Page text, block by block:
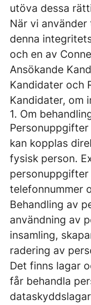
utöva dessa
När vi använder
denna
och en av
Ansökande
Kandidater och
Kandidater, om
1. Om
kan kopplas
fysisk person.
telefonnummer
Behandling av
användning av
insamling,
radering av
Det finns lagar
får behandla